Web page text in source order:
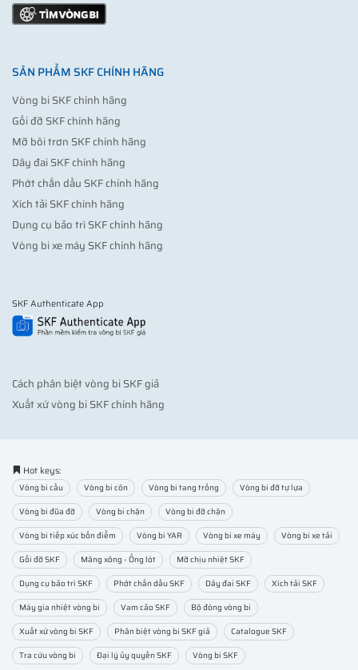
SẢN PHẨM SKF CHÍNH HÃNG
Vòng bi SKF chính hãng
Gối đỡ SKF chính hãng
Mỡ bôi trơn SKF chính hãng
Dây đai SKF chính hãng
Phớt chắn dầu SKF chính hãng
Xích tải SKF chính hãng
Dụng cụ bảo trì SKF chính hãng
Vòng bi xe máy SKF chính hãng
SKF Authenticate App
Cách phân biệt vòng bi SKF giả
Xuất xứ vòng bi SKF chính hãng
Hot keys:
Vòng bi cầu Vòng bi côn Vòng bi tang trống
Vòng bi đỡ tự lựa
Vòng bi đũa đỡ
Vòng bi chặn
Vòng bi đỡ chặn
Vòng bi tiếp xúc bốn điểm
Vòng bi YAR Vòng bi xe máy
Vòng bi xe tải
Gối đỡ SKF
Măng xông - Ống lót
Mỡ chịu nhiệt SKF
Dụng cụ bảo trì SKF
Phớt chắn dầu SKF Dây đai SKF
Xích tải SKF
Máy gia nhiệt vòng bi
Vam cảo SKF
Bộ đóng vòng bi
Xuất xứ vòng bi SKF
Phân biệt vòng bi SKF giả
Catalogue SKF
Tra cứu vòng bi
Đại lý ủy quyền SKF Vòng bi SKF